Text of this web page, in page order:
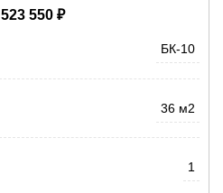
523 550 ₽
БК-10
36 м2
1